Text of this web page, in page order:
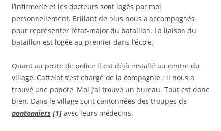
l’infirmerie et les docteurs sont logés par moi
personnellement. Brillant de plus nous a accompagnés
pour représenter l’état-major du bataillon. La liaison du
bataillon est logée au premier dans l’école.
Quant au poste de police il est déjà installé au centre du
village. Cattelot s’est chargé de la compagnie ; il nous a
trouvé une popote. Moi j’ai trouvé un bureau. Tout est donc
bien. Dans le village sont cantonnées des troupes de
pontonniers [1] avec leurs médecins.